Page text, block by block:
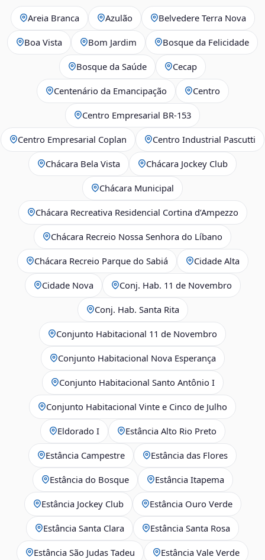
Areia Branca Azulão Belvedere Terra Nova
Boa Vista Bom Jardim Bosque da Felicidade
Bosque da Saúde Cecap
Centenário da Emancipação Centro
Centro Empresarial BR-153
Centro Empresarial Coplan Centro Industrial Pascutti
Chácara Bela Vista Chácara Jockey Club
Chácara Municipal
Chácara Recreativa Residencial Cortina d’Ampezzo
Chácara Recreio Nossa Senhora do Líbano
Chácara Recreio Parque do Sabiá Cidade Alta
Cidade Nova Conj. Hab. 11 de Novembro
Conj. Hab. Santa Rita
Conjunto Habitacional 11 de Novembro
Conjunto Habitacional Nova Esperança
Conjunto Habitacional Santo Antônio I
Conjunto Habitacional Vinte e Cinco de Julho
Eldorado I Estância Alto Rio Preto
Estância Campestre Estância das Flores
Estância do Bosque Estância Itapema
Estância Jockey Club Estância Ouro Verde
Estância Santa Clara Estância Santa Rosa
Estância São Judas Tadeu Estância Vale Verde